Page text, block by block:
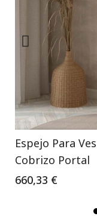
Espejo Para
Cobrizo Portal
660,33 €